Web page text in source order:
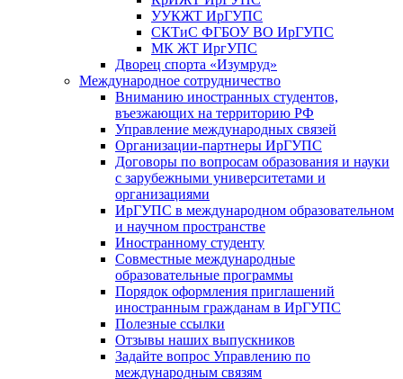
УУКЖТ ИрГУПС
СКТиС ФГБОУ ВО ИрГУПС
МК ЖТ ИргУПС
Дворец спорта «Изумруд»
Международное сотрудничество
Вниманию иностранных студентов,
въезжающих на территорию РФ
Управление международных связей
Организации-партнеры ИрГУПС
Договоры по вопросам образования и науки
с зарубежными университетами и
организациями
ИрГУПС в международном образовательном
и научном пространстве
Иностранному студенту
Совместные международные
образовательные программы
Порядок оформления приглашений
иностранным гражданам в ИрГУПС
Полезные ссылки
Отзывы наших выпускников
Задайте вопрос Управлению по
международным связям